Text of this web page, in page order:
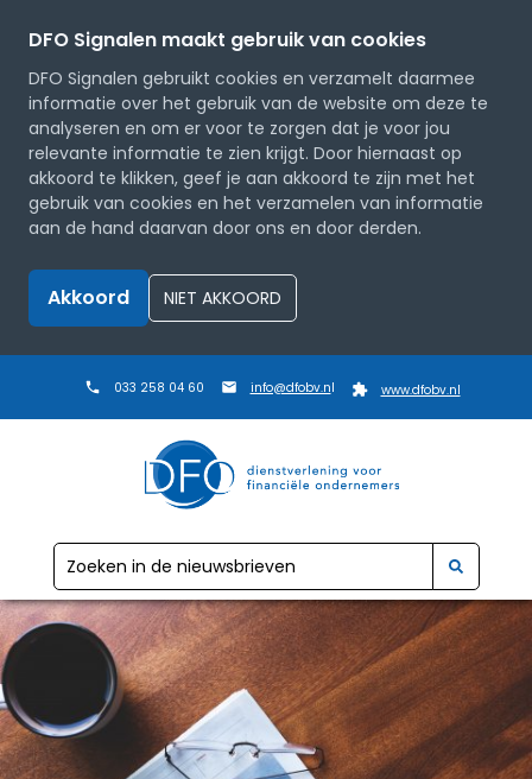
DFO Signalen maakt gebruik van cookies
DFO Signalen gebruikt cookies en verzamelt daarmee
informatie over het gebruik van de website om deze te
analyseren en om er voor te zorgen dat je voor jou
relevante informatie te zien krijgt. Door hiernaast op
akkoord te klikken, geef je aan akkoord te zijn met het
gebruik van cookies en het verzamelen van informatie
aan de hand daarvan door ons en door derden.
Akkoord NIET AKKOORD
033 258 04 60 info@dfobv.nl www.dfobv.nl